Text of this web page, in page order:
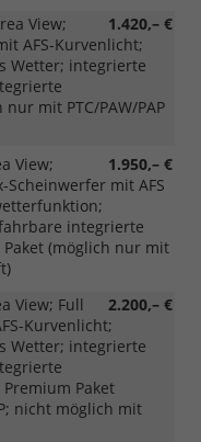
1.420,– €
View;
AFS-Kurvenlicht;
Wetter; integrierte
mit PTC/PAW/PAP
1.950,– €
View;
Scheinwerfer mit AFS
integrierte
(möglich nur mit
2.200,– €
View; Full
Kurvenlicht;
Wetter; integrierte
Paket
nicht möglich mit